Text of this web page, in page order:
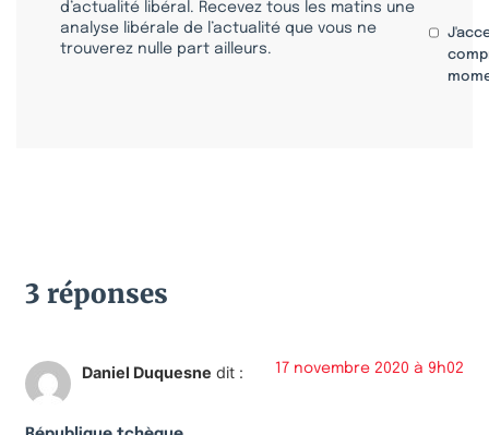
d’actualité libéral. Recevez tous les matins une
analyse libérale de l’actualité que vous ne
trouverez nulle part ailleurs.
3 réponses
Daniel Duquesne dit : 17 novembre 2020 à 9h02